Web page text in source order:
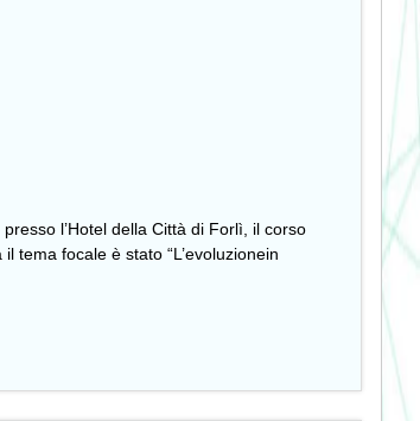
l’Hotel della Città di Forlì, il corso
tema focale è stato “L’evoluzionein